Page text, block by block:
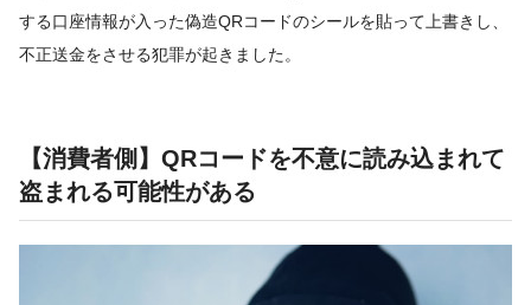
する口座情報が入った偽造QRコードのシールを貼って上書きし、
不正送金をさせる犯罪が起きました。
【消費者側】QRコードを不意に読み込まれて
盗まれる可能性がある